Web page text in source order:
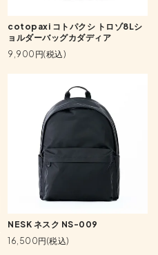
cotopaxi コトパクシ トロゾ8Lシ
ョルダーバッグカダディア
9,900円(税込)
NESK ネスク NS-009
16,500円(税込)